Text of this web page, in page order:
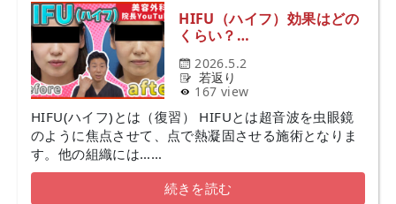
HIFU（ハイフ）効果はどの
くらい？…
2026.5.2
若返り
167 view
HIFU(ハイフ)とは（復習） HIFUとは超音波を虫眼鏡
のように焦点させて、点で熱凝固させる施術となりま
す。他の組織には……
続きを読む